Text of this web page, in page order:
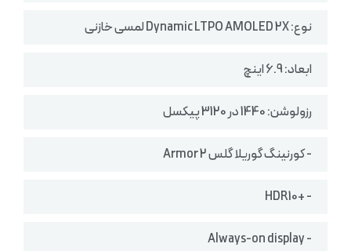
نوع: Dynamic LTPO AMOLED 2X لمسی خازنی
ابعاد: 6.9 اینچ
رزولوشن: 1440 در 3120 پیکسل
- کورنینگ گوریلا گلس Armor 2
- +HDR10
- Always-on display